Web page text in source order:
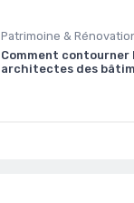
Patrimoine &
Comment contourner
architectes des